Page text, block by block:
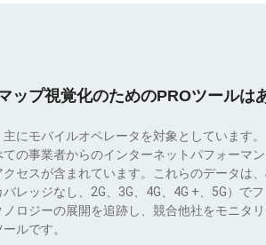
ップ視覚化のためのPROツールは
主にモバイルオペレータを対象としています
の事業者からのインターネットパフォーマ
クセスが含まれています。これらのデータは
レッジなし、2G、3G、4G、4G +、5G）で
ロジーの展開を追跡し、競合他社をモニタ
ルです。